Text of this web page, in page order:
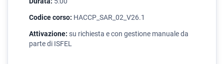
Codice corso: HACCP_SAR_02_V26.1
Attivazione: su richiesta e con gestione manuale da
parte di ISFEL